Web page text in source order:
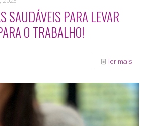
SAUDÁVEIS PARA LEVAR
O TRABALHO!
ler mais